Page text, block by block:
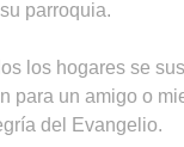
parroquia.
los hogares se
para un amigo o
del Evangelio.